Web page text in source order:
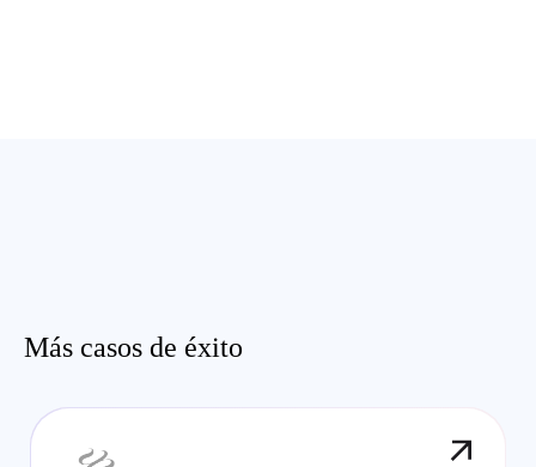
Más casos de éxito